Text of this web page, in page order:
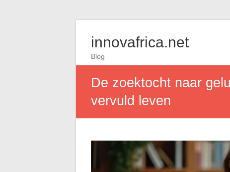
innovafrica.net
Blog
De zoektocht naar
vervuld leven